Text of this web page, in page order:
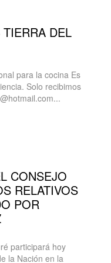
DEL
para la cocina Es
Solo recibimos
CONSEJO
RELATIVOS
POR
participará hoy
la Nación en la